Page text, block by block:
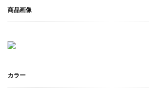
商品画像
カラー